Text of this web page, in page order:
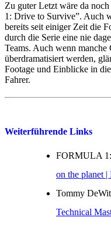
Zu guter Letzt wäre da
1: Drive to Survive”. Auch
bereits seit einiger Zeit die
durch die Serie eine nie
Teams. Auch wenn manche
überdramatisiert werden,
Footage und Einblicke in
Fahrer.
Weiterführende Links
FORMULA 1:
on the planet
Tommy
Technical